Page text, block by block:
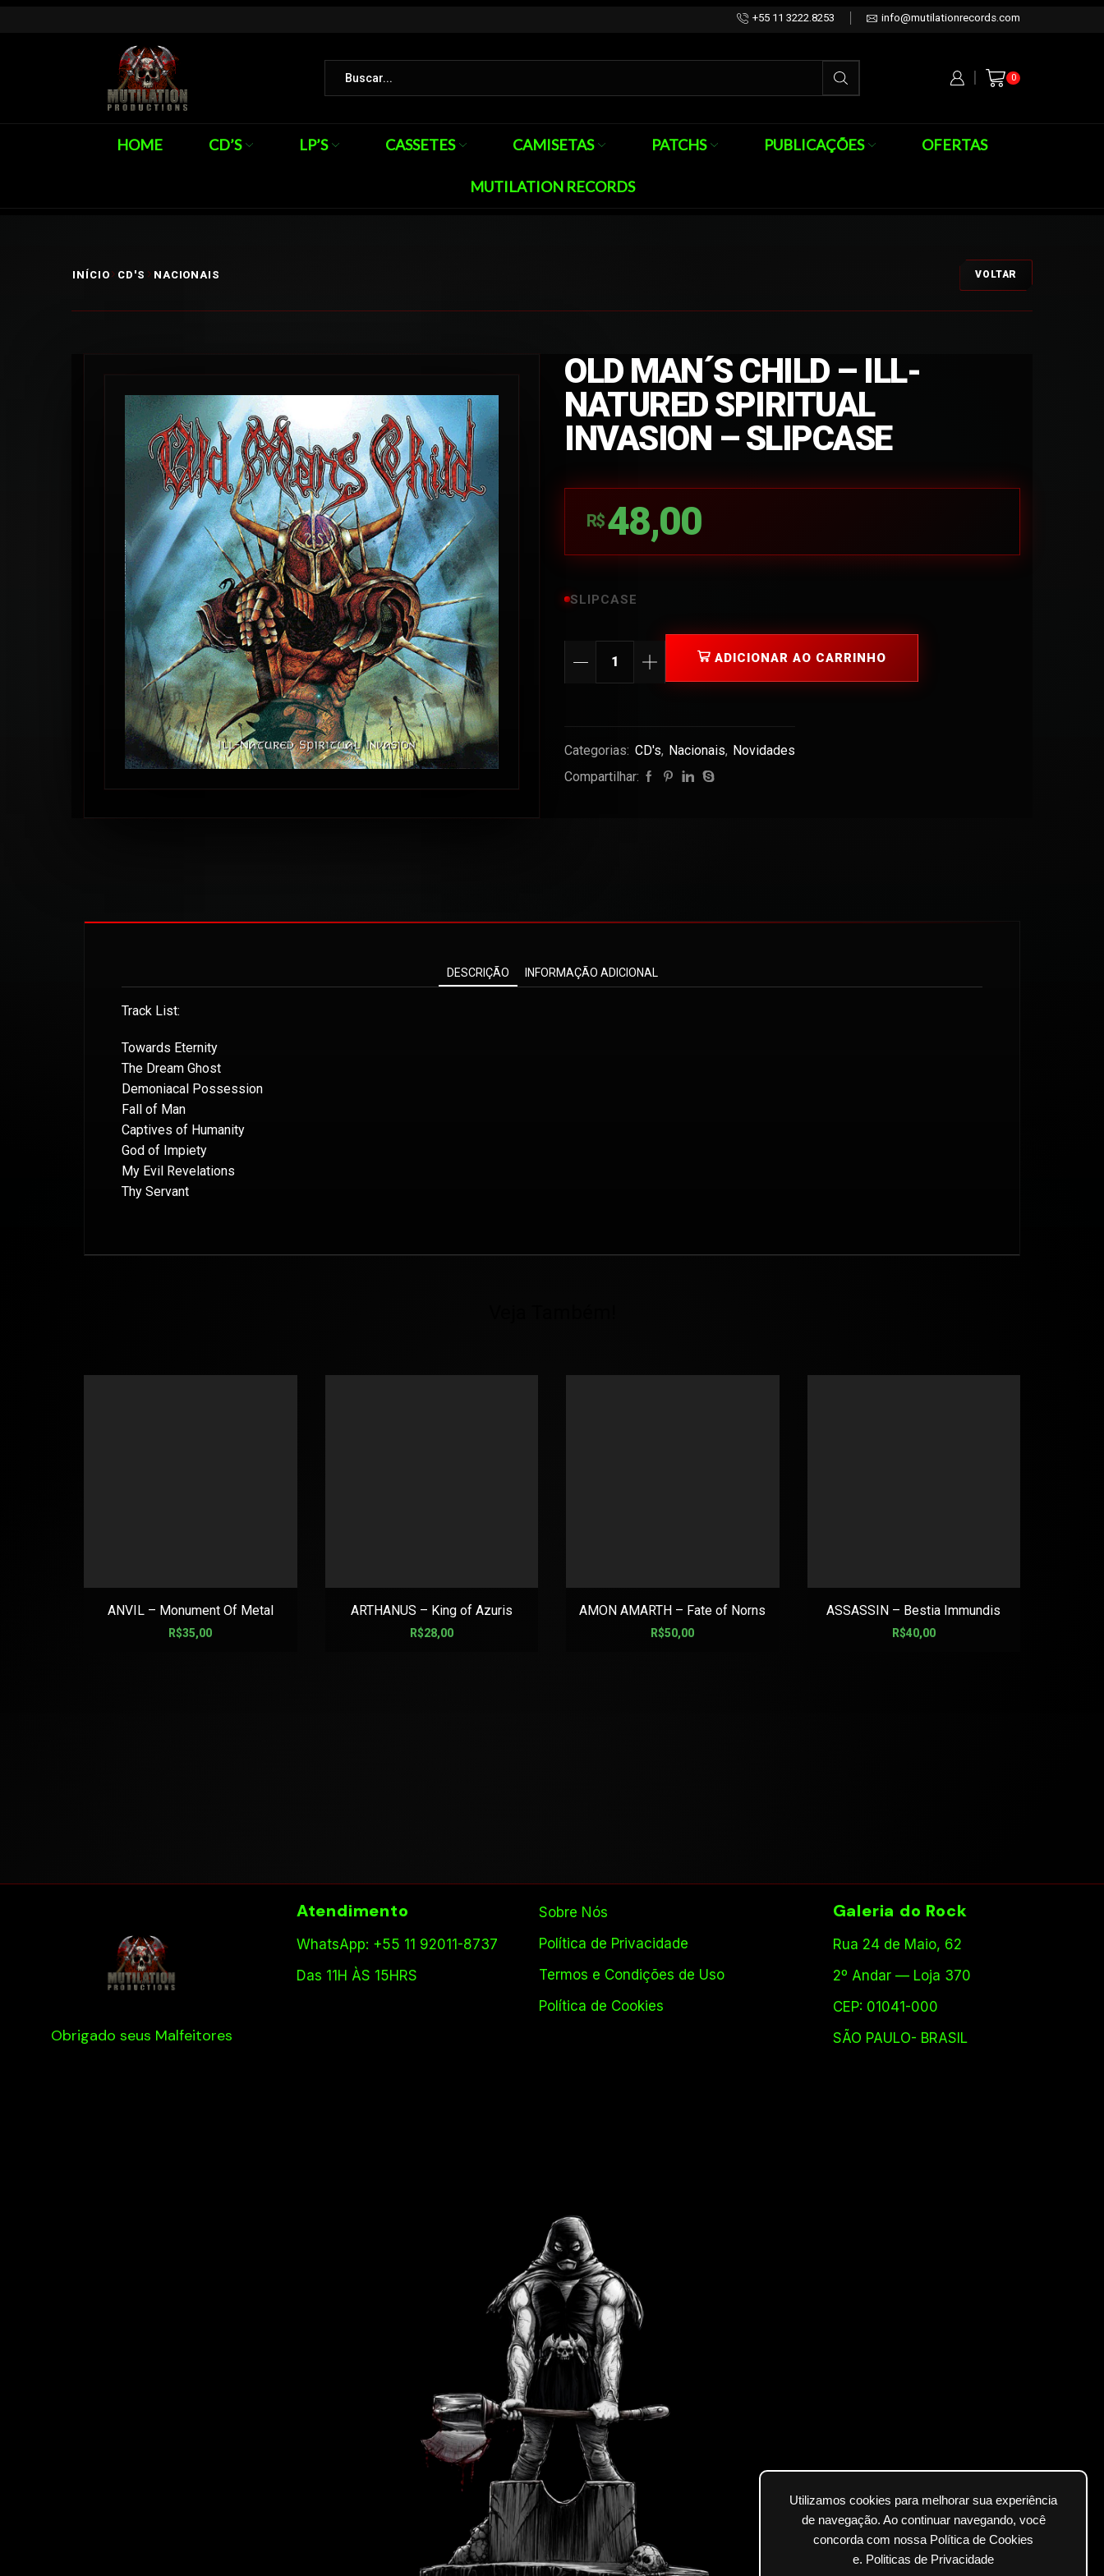
Utilizamos cookies para melhorar sua experiência
de navegação. Ao continuar navegando, você
concorda com nossa Política de Cookies
e. Politicas de Privacidade
+55 11 3222.8253 info@mutilationrecords.com
0
HOME CD’S LP’S CASSETES CAMISETAS PATCHS PUBLICAÇÕES OFERTAS
MUTILATION RECORDS
INÍCIO CD'S NACIONAIS VOLTAR
OLD MAN´S CHILD – ILL-
NATURED SPIRITUAL
INVASION – SLIPCASE
R$ 48,00
SLIPCASE
ADICIONAR AO CARRINHO
Categorias: CD's, Nacionais, Novidades
Compartilhar:
DESCRIÇÃO INFORMAÇÃO ADICIONAL
Track List:
Towards Eternity
The Dream Ghost
Demoniacal Possession
Fall of Man
Captives of Humanity
God of Impiety
My Evil Revelations
Thy Servant
ANVIL – Monument Of Metal
R$35,00
ARTHANUS – King of Azuris
R$28,00
AMON AMARTH – Fate of Norns
R$50,00
ASSASSIN – Bestia Immundis
R$40,00
Obrigado seus Malfeitores
Atendimento
WhatsApp: +55 11 92011-8737
Das 11H ÀS 15HRS
Sobre Nós
Política de Privacidade
Termos e Condições de Uso
Política de Cookies
Galeria do Rock
Rua 24 de Maio, 62
2º Andar — Loja 370
CEP: 01041-000
SÃO PAULO- BRASIL